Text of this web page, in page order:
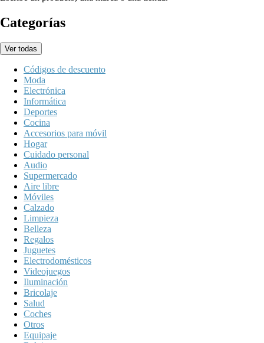
Categorías
Ver todas
Códigos de descuento
Moda
Electrónica
Informática
Deportes
Cocina
Accesorios para móvil
Hogar
Cuidado personal
Audio
Supermercado
Aire libre
Móviles
Calzado
Limpieza
Belleza
Regalos
Juguetes
Electrodomésticos
Videojuegos
Iluminación
Bricolaje
Salud
Coches
Otros
Equipaje